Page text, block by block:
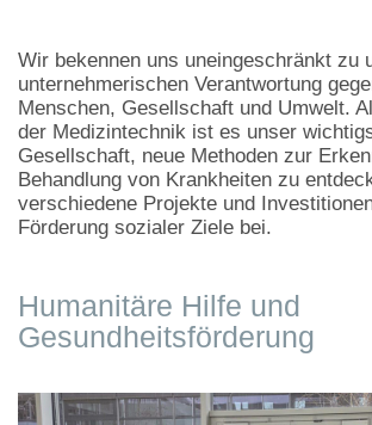
Wir bekennen uns uneingeschränkt zu
unternehmerischen Verantwortung
Menschen, Gesellschaft und Umwelt.
der Medizintechnik ist es unser
Gesellschaft, neue Methoden zur
Behandlung von Krankheiten zu
verschiedene Projekte und
Förderung sozialer Ziele bei.
Humanitäre Hilfe und
Gesundheitsförderung